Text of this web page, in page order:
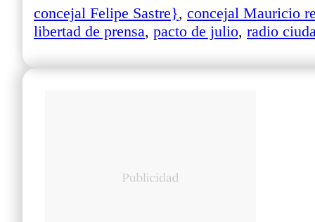
concejal Felipe Sastre}, concejal Mauricio
libertad de prensa, pacto de julio, radio